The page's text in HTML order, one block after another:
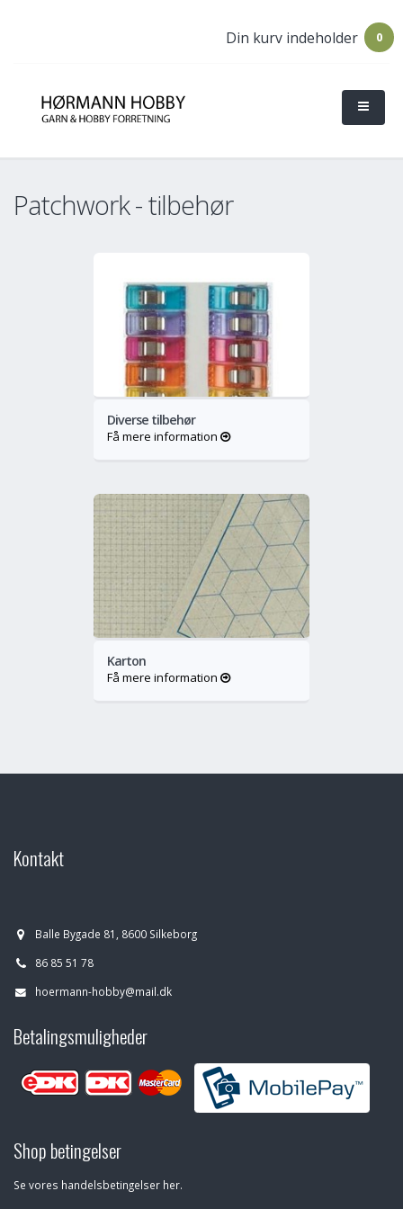
0
Din kurv indeholder
Patchwork - tilbehør
Mere
Diverse tilbehør
Få mere information
Mere
Karton
Få mere information
Kontakt
Balle Bygade 81, 8600 Silkeborg
86 85 51 78
hoermann-hobby@mail.dk
Betalingsmuligheder
Shop betingelser
Se vores handelsbetingelser her.